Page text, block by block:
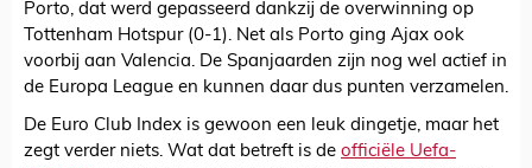
Porto, dat werd gepasseerd dankzij de overwinning op
Tottenham Hotspur (0-1). Net als Porto ging Ajax ook
voorbij aan Valencia. De Spanjaarden zijn nog wel actief in
de Europa League en kunnen daar dus punten verzamelen.
De Euro Club Index is gewoon een leuk dingetje, maar het
zegt verder niets. Wat dat betreft is de officiële Uefa-